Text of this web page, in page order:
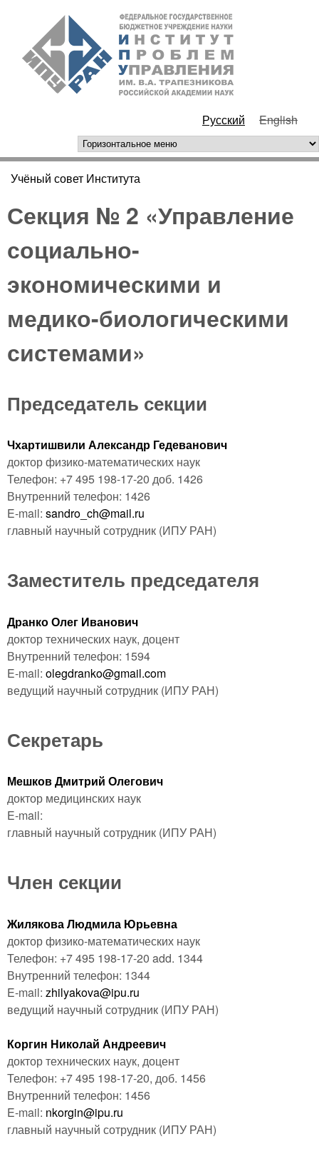
Перейти к основному
содержанию
РАН
Русский English
горизонтальное меню
Вы здесь
Учёный совет Института
Секция № 2 «Управление
социально-
экономическими и
медико-биологическими
системами»
Председатель секции
Чхартишвили Александр Гедеванович
доктор физико-математических наук
Телефон: +7 495 198-17-20 доб. 1426
Внутренний телефон: 1426
E-mail: sandro_ch@mail.ru
главный научный сотрудник (ИПУ РАН)
Заместитель председателя
Дранко Олег Иванович
доктор технических наук, доцент
Внутренний телефон: 1594
E-mail: olegdranko@gmail.com
ведущий научный сотрудник (ИПУ РАН)
Секретарь
Мешков Дмитрий Олегович
доктор медицинских наук
E-mail:
главный научный сотрудник (ИПУ РАН)
Член секции
Жилякова Людмила Юрьевна
доктор физико-математических наук
Телефон: +7 495 198-17-20 add. 1344
Внутренний телефон: 1344
E-mail: zhilyakova@ipu.ru
ведущий научный сотрудник (ИПУ РАН)
Коргин Николай Андреевич
доктор технических наук, доцент
Телефон: +7 495 198-17-20, доб. 1456
Внутренний телефон: 1456
E-mail: nkorgin@ipu.ru
главный научный сотрудник (ИПУ РАН)